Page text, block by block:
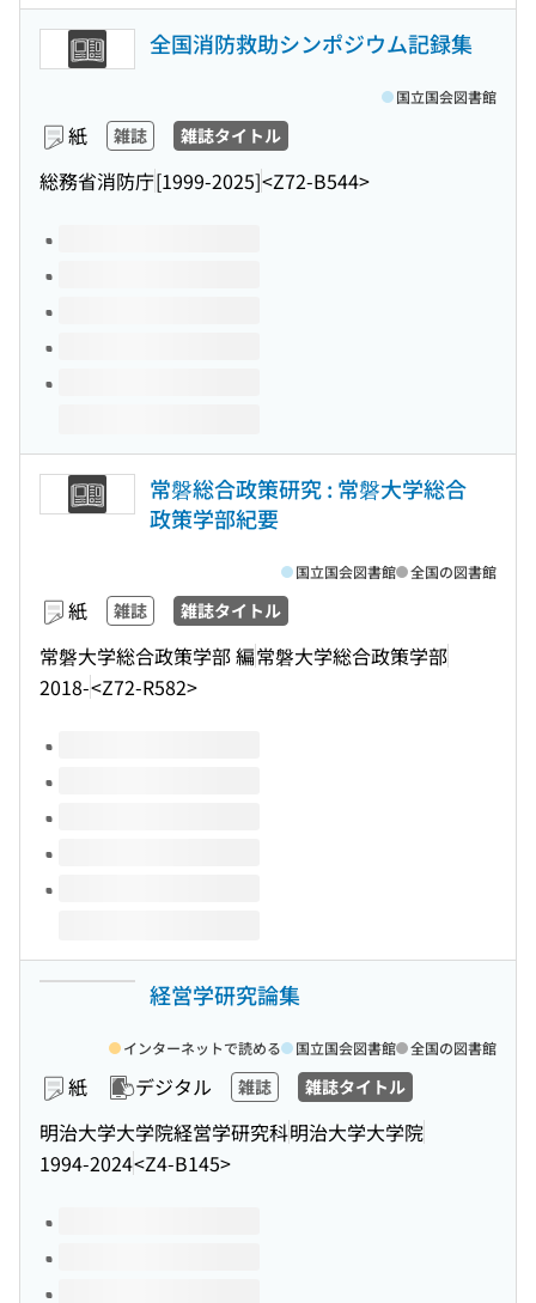
全国消防救助シンポジウム記録集
紙 雑誌 雑誌タイトル
総務省消防庁[1999-2025]<Z72-B544>
国立国会図書館
このタイトルの巻号
常磐総合政策研究 : 常磐大学総合
政策学部紀要
紙 雑誌 雑誌タイトル
常磐大学総合政策学部 編常磐大学総合政策学部
2018-<Z72-R582>
国立国会図書館 全国の図書館
このタイトルの巻号
経営学研究論集
紙 デジタル 雑誌 雑誌タイトル
明治大学大学院経営学研究科明治大学大学院
1994-2024<Z4-B145>
インターネットで読める 国立国会図書館 全国の図書館
このタイトルの巻号